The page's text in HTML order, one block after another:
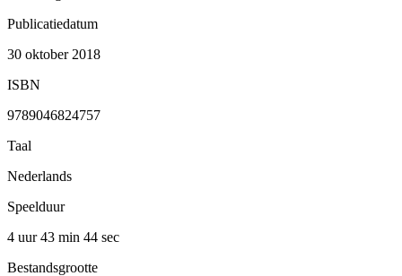
Publicatiedatum
30 oktober 2018
ISBN
9789046824757
Taal
Nederlands
Speelduur
4 uur 43 min 44 sec
Bestandsgrootte